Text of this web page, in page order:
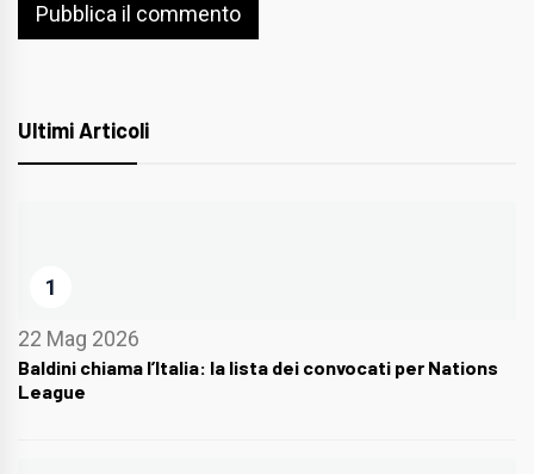
Ultimi Articoli
1
22 Mag 2026
Baldini chiama l’Italia: la lista dei convocati per Nations
League